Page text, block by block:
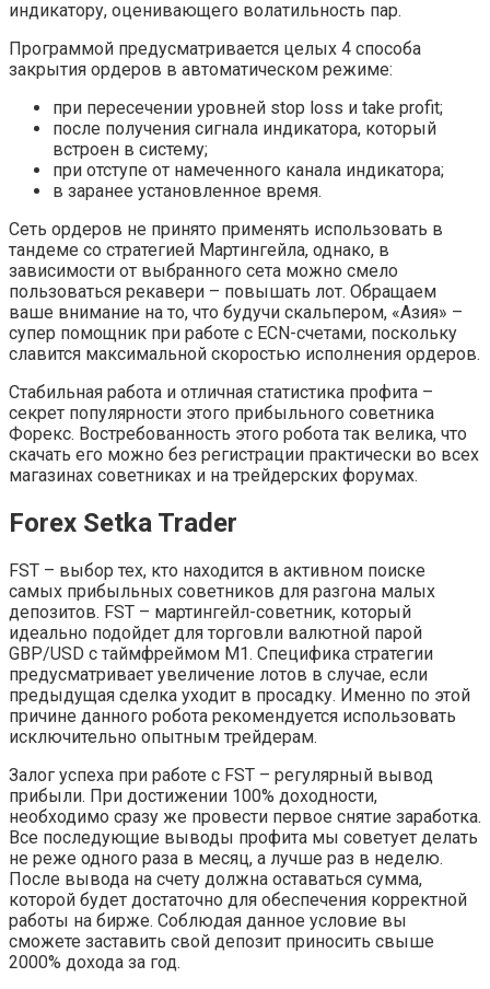
индикатору, оценивающего волатильность пар.
Программой предусматривается целых 4 способа
закрытия ордеров в автоматическом режиме:
при пересечении уровней stop loss и take profit;
после получения сигнала индикатора, который
встроен в систему;
при отступе от намеченного канала индикатора;
в заранее установленное время.
Сеть ордеров не принято применять использовать в
тандеме со стратегией Мартингейла, однако, в
зависимости от выбранного сета можно смело
пользоваться рекавери – повышать лот. Обращаем
ваше внимание на то, что будучи скальпером, «Азия» –
супер помощник при работе с ECN-счетами, поскольку
славится максимальной скоростью исполнения ордеров.
Стабильная работа и отличная статистика профита –
секрет популярности этого прибыльного советника
Форекс. Востребованность этого робота так велика, что
скачать его можно без регистрации практически во всех
магазинах советниках и на трейдерских форумах.
Forex Setka Trader
FST – выбор тех, кто находится в активном поиске
самых прибыльных советников для разгона малых
депозитов. FST – мартингейл-советник, который
идеально подойдет для торговли валютной парой
GBP/USD с таймфреймом М1. Специфика стратегии
предусматривает увеличение лотов в случае, если
предыдущая сделка уходит в просадку. Именно по этой
причине данного робота рекомендуется использовать
исключительно опытным трейдерам.
Залог успеха при работе с FST – регулярный вывод
прибыли. При достижении 100% доходности,
необходимо сразу же провести первое снятие заработка.
Все последующие выводы профита мы советует делать
не реже одного раза в месяц, а лучше раз в неделю.
После вывода на счету должна оставаться сумма,
которой будет достаточно для обеспечения корректной
работы на бирже. Соблюдая данное условие вы
сможете заставить свой депозит приносить свыше
2000% дохода за год.